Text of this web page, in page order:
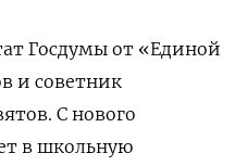
Госдумы от «Единой
и советник
С нового
в школьную